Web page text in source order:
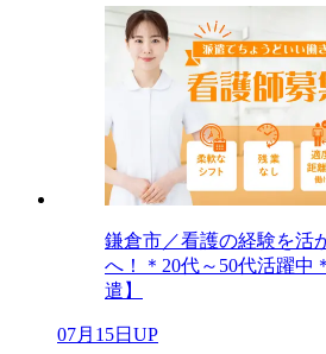
鎌倉市／看護の経験を活
へ！＊20代～50代活躍中
遣】
07月15日UP